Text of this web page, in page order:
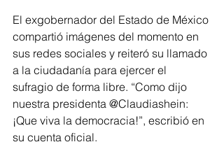
El exgobernador del Estado de México
compartió imágenes del momento en
sus redes sociales y reiteró su llamado
a la ciudadanía para ejercer el
sufragio de forma libre. “Como dijo
nuestra presidenta @Claudiashein:
¡Que viva la democracia!”, escribió en
su cuenta oficial.